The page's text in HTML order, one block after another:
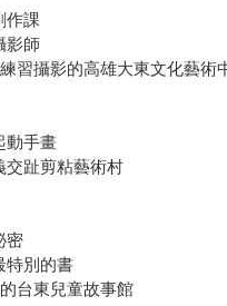
作課
影師
習攝影的高雄大東文化藝術
動手畫
交趾剪粘藝術村
密
特別的書
台東兒童故事館